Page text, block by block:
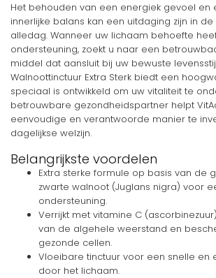
Het behouden van een energiek gevoel en
innerlijke balans kan een uitdaging zijn in
alledag. Wanneer uw lichaam behoefte
ondersteuning, zoekt u naar een
middel dat aansluit bij uw bewuste
Walnoottinctuur Extra Sterk biedt een
speciaal is ontwikkeld om uw vitaliteit te
betrouwbare gezondheidspartner helpt
eenvoudige en verantwoorde manier te
dagelijkse welzijn.
Belangrijkste voordelen
Extra sterke formule op basis van de
zwarte walnoot (Juglans nigra) voor
ondersteuning.
Verrijkt met vitamine C
van de algehele weerstand en
gezonde cellen.
Vloeibare tinctuur voor een snelle en
door het lichaam.